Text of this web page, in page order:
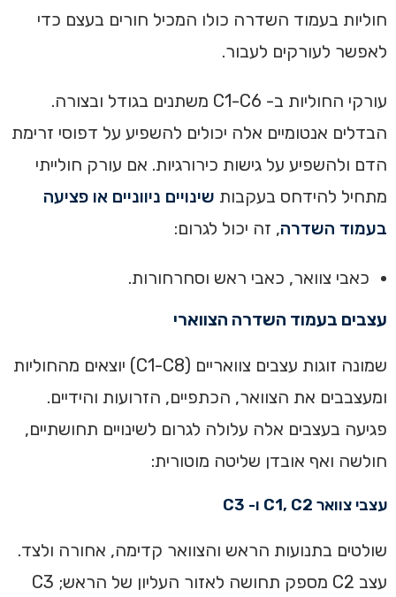
חוליות בעמוד השדרה כולו המכיל חורים בעצם כדי
לאפשר לעורקים לעבור.‏
עורקי החוליות ב- C1-C6 משתנים בגודל ובצורה.
הבדלים אנטומיים אלה יכולים להשפיע על דפוסי זרימת
הדם ולהשפיע על גישות כירורגיות.‏ אם עורק חולייתי
מתחיל להידחס בעקבות שינויים ניווניים או פציעה
בעמוד השדרה, זה יכול לגרום:
‏‏כאבי צוואר, כאבי ראש וסחרחורות.
‏עצבים בעמוד השדרה הצווארי‏
‏שמונה זוגות עצבים צוואריים (C1-C8) יוצאים מהחוליות
ומעצבבים את הצוואר, הכתפיים, הזרועות והידיים.
פגיעה בעצבים אלה עלולה לגרום לשינויים תחושתיים,
חולשה ואף אובדן שליטה מוטורית:
‏עצבי צוואר C1, C2 ו- C3‏‏
שולטים בתנועות הראש והצוואר קדימה, אחורה ולצד.
עצב C2 מספק תחושה לאזור העליון של הראש; C3